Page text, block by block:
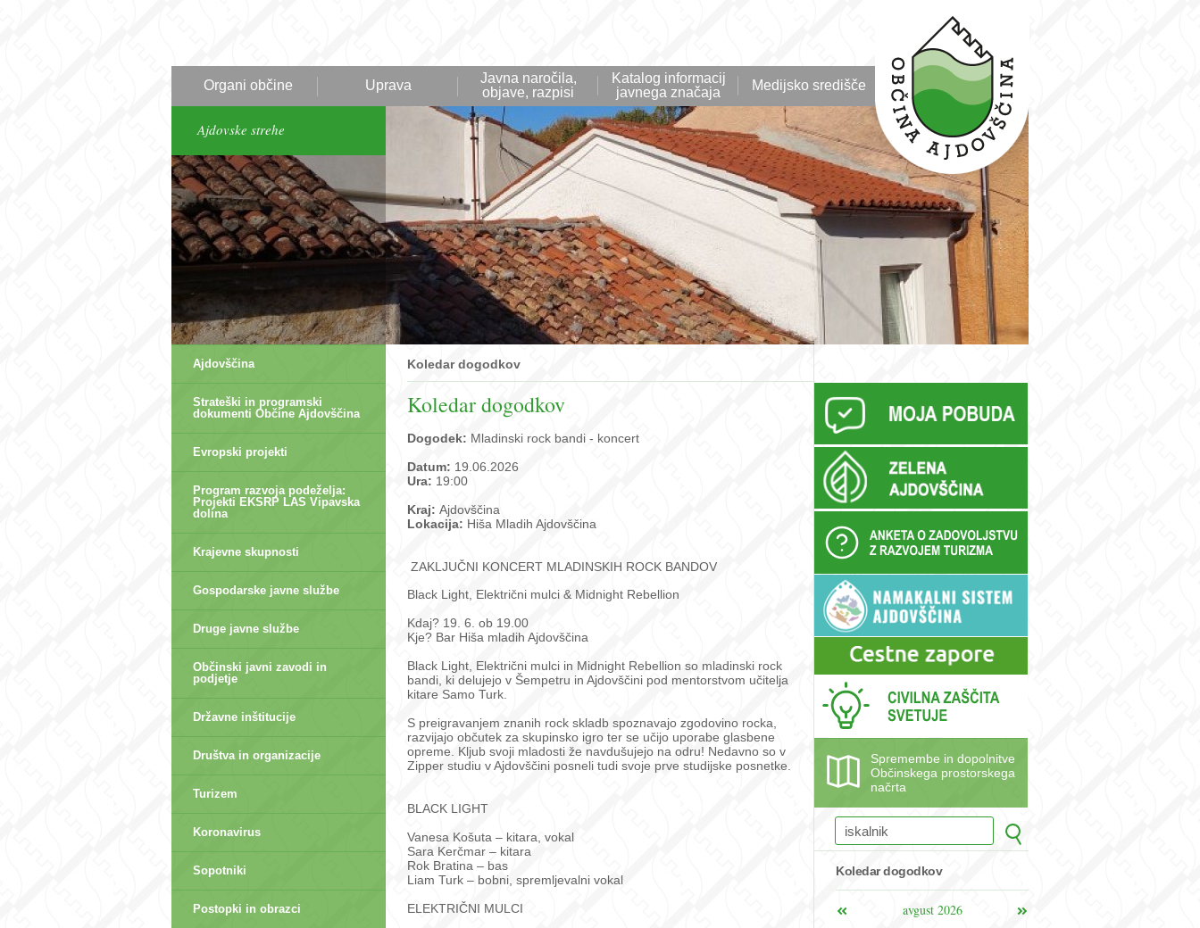
Organi občine Uprava
Javna naročila,
objave, razpisi
Katalog informacij
javnega značaja
Medijsko središče
Ajdovske strehe
Ajdovščina
Strateški in programski
dokumenti Občine Ajdovščina
Evropski projekti
Program razvoja podeželja:
Projekti EKSRP LAS Vipavska
dolina
Krajevne skupnosti
Gospodarske javne službe
Druge javne službe
Občinski javni zavodi in
podjetje
Državne inštitucije
Društva in organizacije
Turizem
Koronavirus
Sopotniki
Postopki in obrazci
Koledar dogodkov
Koledar dogodkov
Dogodek: Mladinski rock bandi - koncert
Datum: 19.06.2026
Ura: 19:00
Kraj: Ajdovščina
Lokacija: Hiša Mladih Ajdovščina
ZAKLJUČNI KONCERT MLADINSKIH ROCK BANDOV
Black Light, Električni mulci & Midnight Rebellion
Kdaj? 19. 6. ob 19.00
Kje? Bar Hiša mladih Ajdovščina
Black Light, Električni mulci in Midnight Rebellion so mladinski rock
bandi, ki delujejo v Šempetru in Ajdovščini pod mentorstvom učitelja
kitare Samo Turk.
S preigravanjem znanih rock skladb spoznavajo zgodovino rocka,
razvijajo občutek za skupinsko igro ter se učijo uporabe glasbene
opreme. Kljub svoji mladosti že navdušujejo na odru! Nedavno so v
Zipper studiu v Ajdovščini posneli tudi svoje prve studijske posnetke.
BLACK LIGHT
Vanesa Košuta – kitara, vokal
Sara Kerčmar – kitara
Rok Bratina – bas
Liam Turk – bobni, spremljevalni vokal
ELEKTRIČNI MULCI
Spremembe in dopolnitve
Občinskega prostorskega
načrta
Koledar dogodkov
avgust 2026